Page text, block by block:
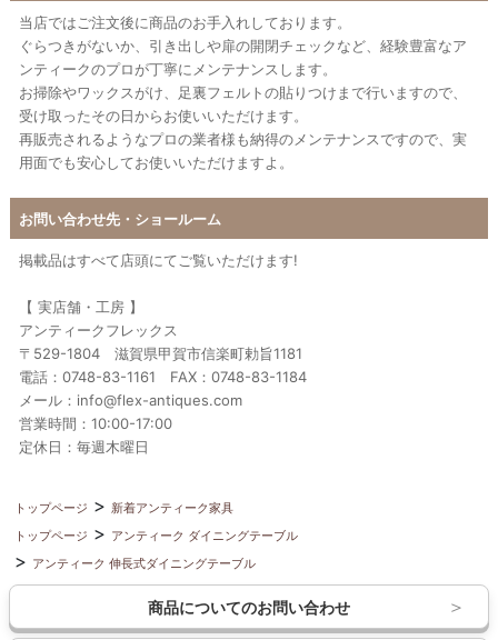
当店ではご注文後に商品のお手入れしております。
ぐらつきがないか、引き出しや扉の開閉チェックなど、経験豊富なア
ンティークのプロが丁寧にメンテナンスします。
お掃除やワックスがけ、足裏フェルトの貼りつけまで行いますので、
受け取ったその日からお使いいただけます。
再販売されるようなプロの業者様も納得のメンテナンスですので、実
用面でも安心してお使いいただけますよ。
お問い合わせ先・ショールーム
掲載品はすべて店頭にてご覧いただけます!
【 実店舗・工房 】
アンティークフレックス
〒529-1804 滋賀県甲賀市信楽町勅旨1181
電話：0748-83-1161 FAX：0748-83-1184
メール：info@flex-antiques.com
営業時間：10:00-17:00
定休日：毎週木曜日
トップページ
新着アンティーク家具
トップページ
アンティーク ダイニングテーブル
アンティーク 伸長式ダイニングテーブル
商品についてのお問い合わせ